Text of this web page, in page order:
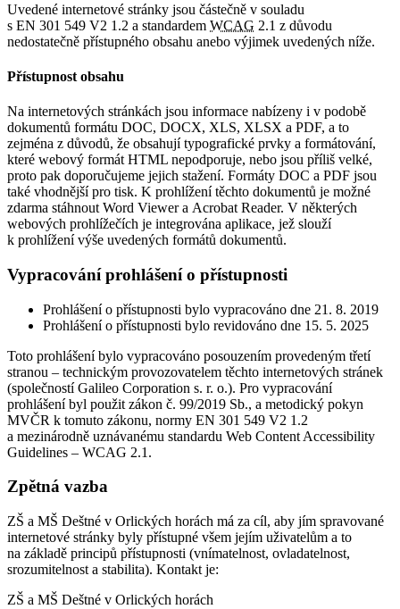
Uvedené internetové stránky jsou částečně v souladu
s EN 301 549 V2 1.2 a standardem WCAG 2.1 z důvodu
nedostatečně přístupného obsahu anebo výjimek uvedených níže.
Přístupnost obsahu
Na internetových stránkách jsou informace nabízeny i v podobě
dokumentů formátu DOC, DOCX, XLS, XLSX a PDF, a to
zejména z důvodů, že obsahují typografické prvky a formátování,
které webový formát HTML nepodporuje, nebo jsou příliš velké,
proto pak doporučujeme jejich stažení. Formáty DOC a PDF jsou
také vhodnější pro tisk. K prohlížení těchto dokumentů je možné
zdarma stáhnout Word Viewer a Acrobat Reader. V některých
webových prohlížečích je integrována aplikace, jež slouží
k prohlížení výše uvedených formátů dokumentů.
Vypracování prohlášení o přístupnosti
Prohlášení o přístupnosti bylo vypracováno dne 21. 8. 2019
Prohlášení o přístupnosti bylo revidováno dne 15. 5. 2025
Toto prohlášení bylo vypracováno posouzením provedeným třetí
stranou – technickým provozovatelem těchto internetových stránek
(společností Galileo Corporation s. r. o.). Pro vypracování
prohlášení byl použit zákon č. 99/2019 Sb., a metodický pokyn
MVČR k tomuto zákonu, normy EN 301 549 V2 1.2
a mezinárodně uznávanému standardu Web Content Accessibility
Guidelines – WCAG 2.1.
Zpětná vazba
ZŠ a MŠ Deštné v Orlických horách má za cíl, aby jím spravované
internetové stránky byly přístupné všem jejím uživatelům a to
na základě principů přístupnosti (vnímatelnost, ovladatelnost,
srozumitelnost a stabilita). Kontakt je:
ZŠ a MŠ Deštné v Orlických horách